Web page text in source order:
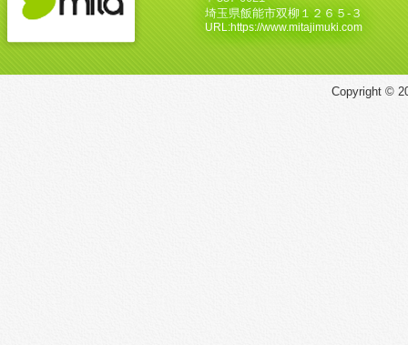
埼玉県飯能市双柳１２６５‐３
URL:https://www.mitajimuki.com
Copyright ©